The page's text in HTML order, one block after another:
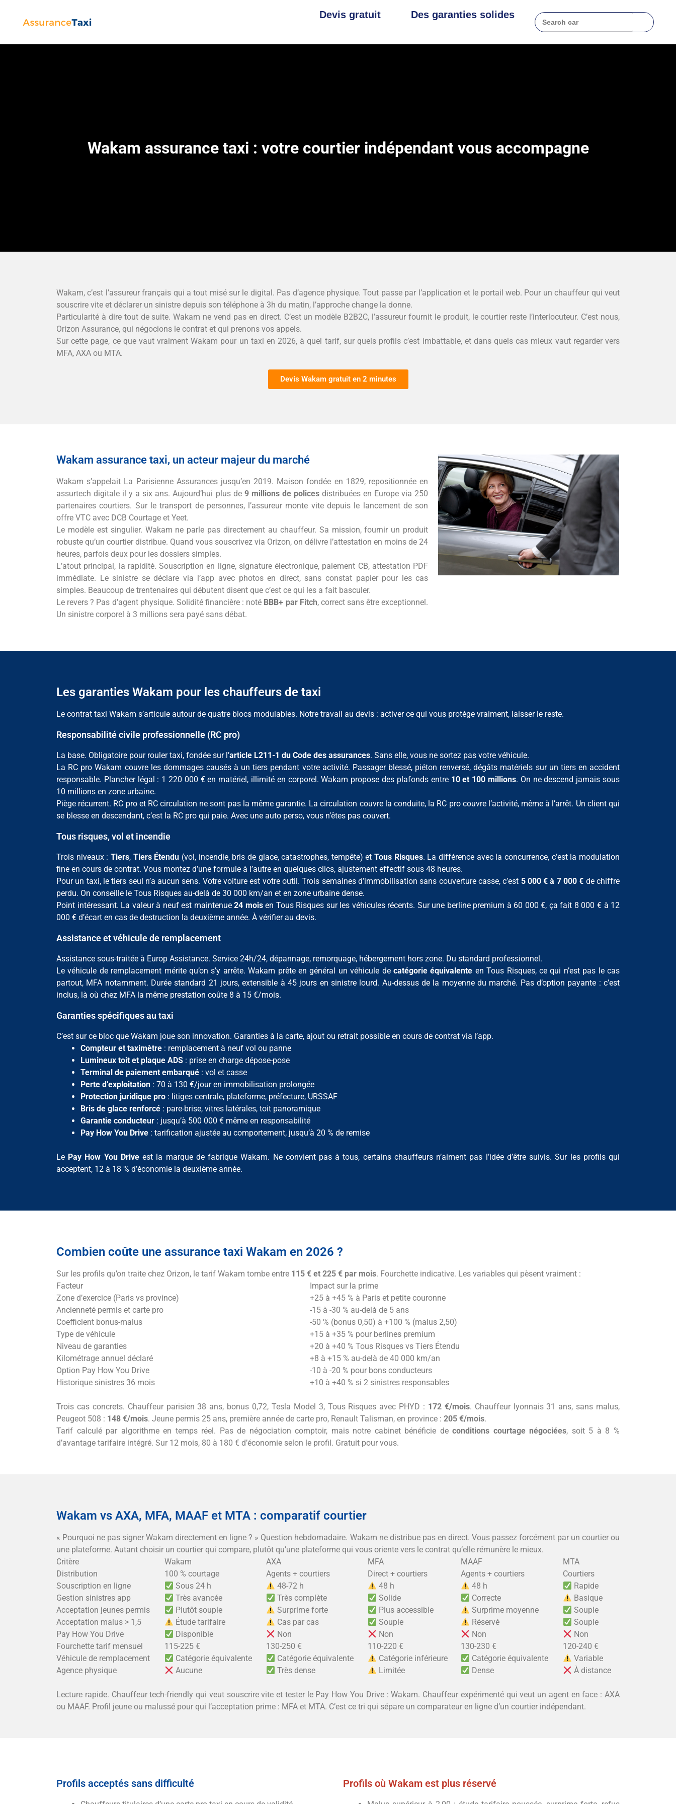
Devis gratuit Des garanties solides
Wakam assurance taxi : votre courtier indépendant vous accompagne
Wakam, c’est l’assureur français qui a tout misé sur le digital. Pas d’agence physique. Tout passe par l’application et le portail web. Pour un chauffeur qui veut
souscrire vite et déclarer un sinistre depuis son téléphone à 3h du matin, l’approche change la donne.
Particularité à dire tout de suite. Wakam ne vend pas en direct. C’est un modèle B2B2C, l’assureur fournit le produit, le courtier reste l’interlocuteur. C’est nous,
Orizon Assurance, qui négocions le contrat et qui prenons vos appels.
Sur cette page, ce que vaut vraiment Wakam pour un taxi en 2026, à quel tarif, sur quels profils c’est imbattable, et dans quels cas mieux vaut regarder vers
MFA, AXA ou MTA.
Devis Wakam gratuit en 2 minutes
Wakam assurance taxi, un acteur majeur du marché
Wakam s’appelait La Parisienne Assurances jusqu’en 2019. Maison fondée en 1829, repositionnée en
assurtech digitale il y a six ans. Aujourd’hui plus de 9 millions de policesdistribuées en Europe via 250
partenaires courtiers. Sur le transport de personnes, l’assureur monte vite depuis le lancement de son
offre VTC avec DCB Courtage et Yeet.
Le modèle est singulier. Wakam ne parle pas directement au chauffeur. Sa mission, fournir un produit
robuste qu’un courtier distribue. Quand vous souscrivez via Orizon, on délivre l’attestation en moins de 24
heures, parfois deux pour les dossiers simples.
L’atout principal, la rapidité. Souscription en ligne, signature électronique, paiement CB, attestation PDF
immédiate. Le sinistre se déclare via l’app avec photos en direct, sans constat papier pour les cas
simples. Beaucoup de trentenaires qui débutent disent que c’est ce qui les a fait basculer.
Le revers ? Pas d’agent physique. Solidité financière : noté BBB+ par Fitch, correct sans être exceptionnel.
Un sinistre corporel à 3 millions sera payé sans débat.
Les garanties Wakam pour les chauffeurs de taxi
Le contrat taxi Wakam s’articule autour de quatre blocs modulables. Notre travail au devis : activer ce qui vous protège vraiment, laisser le reste.
Responsabilité civile professionnelle (RC pro)
La base. Obligatoire pour rouler taxi, fondée sur l’article L211-1 du Code des assurances. Sans elle, vous ne sortez pas votre véhicule.
La RC pro Wakam couvre les dommages causés à un tiers pendant votre activité. Passager blessé, piéton renversé, dégâts matériels sur un tiers en accident
responsable. Plancher légal : 1 220 000 € en matériel, illimité en corporel. Wakam propose des plafonds entre 10 et 100 millions. On ne descend jamais sous
10 millions en zone urbaine.
Piège récurrent. RC pro et RC circulation ne sont pas la même garantie. La circulation couvre la conduite, la RC pro couvre l’activité, même à l’arrêt. Un client qui
se blesse en descendant, c’est la RC pro qui paie. Avec une auto perso, vous n’êtes pas couvert.
Tous risques, vol et incendie
Trois niveaux : Tiers, Tiers Étendu (vol, incendie, bris de glace, catastrophes, tempête) etTous Risques. La différence avec la concurrence, c’est la modulation
fine en cours de contrat. Vous montez d’une formule à l’autre en quelques clics, ajustement effectif sous 48 heures.
Pour un taxi, le tiers seul n’a aucun sens. Votre voiture est votre outil. Trois semaines d’immobilisation sans couverture casse, c’est 5 000 € à 7 000 € de chiffre
perdu. On conseille le Tous Risques au-delà de 30 000 km/an et en zone urbaine dense.
Point intéressant. La valeur à neuf est maintenue24 moisen Tous Risques sur les véhicules récents. Sur une berline premium à 60 000 €, ça fait 8 000 € à 12
000 € d’écart en cas de destruction la deuxième année. À vérifier au devis.
Assistance et véhicule de remplacement
Assistance sous-traitée à Europ Assistance. Service 24h/24, dépannage, remorquage, hébergement hors zone. Du standard professionnel.
Le véhicule de remplacement mérite qu’on s’y arrête. Wakam prête en général un véhicule de catégorie équivalente en Tous Risques, ce qui n’est pas le cas
partout, MFA notamment. Durée standard 21 jours, extensible à 45 jours en sinistre lourd. Au-dessus de la moyenne du marché. Pas d’option payante : c’est
inclus, là où chez MFA la même prestation coûte 8 à 15 €/mois.
Garanties spécifiques au taxi
C’est sur ce bloc que Wakam joue son innovation. Garanties à la carte, ajout ou retrait possible en cours de contrat via l’app.
Compteur et taximètre : remplacement à neuf vol ou panne
Lumineux toit et plaque ADS : prise en charge dépose-pose
Terminal de paiement embarqué : vol et casse
Perte d’exploitation : 70 à 130 €/jour en immobilisation prolongée
Protection juridique pro : litiges centrale, plateforme, préfecture, URSSAF
Bris de glace renforcé : pare-brise, vitres latérales, toit panoramique
Garantie conducteur : jusqu’à 500 000 € même en responsabilité
Pay How You Drive : tarification ajustée au comportement, jusqu’à 20 % de remise
Le Pay How You Driveest la marque de fabrique Wakam. Ne convient pas à tous, certains chauffeurs n’aiment pas l’idée d’être suivis. Sur les profils qui
acceptent, 12 à 18 % d’économie la deuxième année.
Combien coûte une assurance taxi Wakam en 2026 ?
Sur les profils qu’on traite chez Orizon, le tarif Wakam tombe entre 115 € et 225 € par mois. Fourchette indicative. Les variables qui pèsent vraiment :
Facteur
Impact sur la prime
Zone d’exercice (Paris vs province)
+25 à +45 % à Paris et petite couronne
Ancienneté permis et carte pro
-15 à -30 % au-delà de 5 ans
Coefficient bonus-malus
-50 % (bonus 0,50) à +100 % (malus 2,50)
Type de véhicule
+15 à +35 % pour berlines premium
Niveau de garanties
+20 à +40 % Tous Risques vs Tiers Étendu
Kilométrage annuel déclaré
+8 à +15 % au-delà de 40 000 km/an
Option Pay How You Drive
-10 à -20 % pour bons conducteurs
Historique sinistres 36 mois
+10 à +40 % si 2 sinistres responsables
Trois cas concrets. Chauffeur parisien 38 ans, bonus 0,72, Tesla Model 3, Tous Risques avec PHYD : 172 €/mois. Chauffeur lyonnais 31 ans, sans malus,
Peugeot 508 : 148 €/mois. Jeune permis 25 ans, première année de carte pro, Renault Talisman, en province : 205 €/mois.
Tarif calculé par algorithme en temps réel. Pas de négociation comptoir, mais notre cabinet bénéficie deconditions courtage négociées, soit 5 à 8 %
d’avantage tarifaire intégré. Sur 12 mois, 80 à 180 € d’économie selon le profil. Gratuit pour vous.
Wakam vs AXA, MFA, MAAF et MTA : comparatif courtier
« Pourquoi ne pas signer Wakam directement en ligne ? » Question hebdomadaire. Wakam ne distribue pas en direct. Vous passez forcément par un courtier ou
une plateforme. Autant choisir un courtier qui compare, plutôt qu’une plateforme qui vous oriente vers le contrat qu’elle rémunère le mieux.
Critère
Wakam AXA MFA MAAF
MTA
Distribution
100 % courtage Agents + courtiers Direct + courtiers Agents + courtiers
Courtiers
Souscription en ligne
Sous 24 h 48-72 h 48 h 48 h
Rapide
Gestion sinistres app
Très avancée Très complète Solide Correcte
Basique
Acceptation jeunes permis
Plutôt souple Surprime forte Plus accessible Surprime moyenne
Souple
Acceptation malus > 1,5
Étude tarifaire Cas par cas Souple Réservé
Souple
Pay How You Drive
Disponible Non Non Non
Non
Fourchette tarif mensuel
115-225 € 130-250 € 110-220 € 130-230 €
120-240 €
Véhicule de remplacement
Catégorie équivalente Catégorie équivalente Catégorie inférieure Catégorie équivalente
Variable
Agence physique
Aucune Très dense Limitée Dense À distance
Lecture rapide. Chauffeur tech-friendly qui veut souscrire vite et tester le Pay How You Drive : Wakam. Chauffeur expérimenté qui veut un agent en face : AXA
ou MAAF. Profil jeune ou malussé pour qui l’acceptation prime : MFA et MTA. C’est ce tri qui sépare un comparateur en ligne d’un courtier indépendant.
Profils acceptés sans difficulté Profils où Wakam est plus réservé